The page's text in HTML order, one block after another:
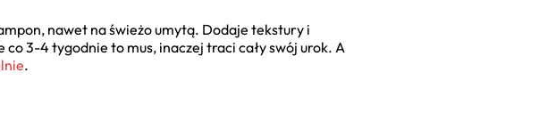
nawet na świeżo umytą. Dodaje tekstury i
co 3-4 tygodnie to mus, inaczej traci cały swój urok. A
.